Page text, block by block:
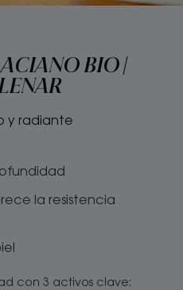
BIO |
y radiante
la resistencia
con 3 activos clave: